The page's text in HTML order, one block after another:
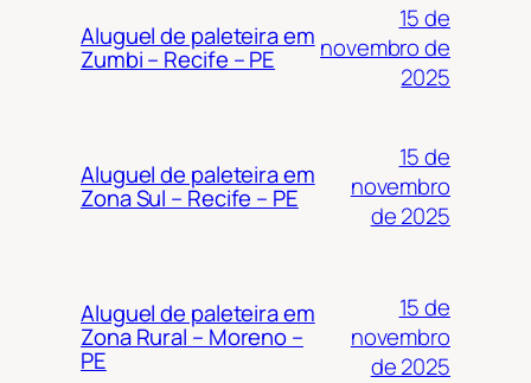
Aluguel de paleteira em
Zumbi – Recife – PE
15 de
novembro de
2025
Aluguel de paleteira em
Zona Sul – Recife – PE
15 de
novembro
de 2025
Aluguel de paleteira em
Zona Rural – Moreno –
PE
15 de
novembro
de 2025